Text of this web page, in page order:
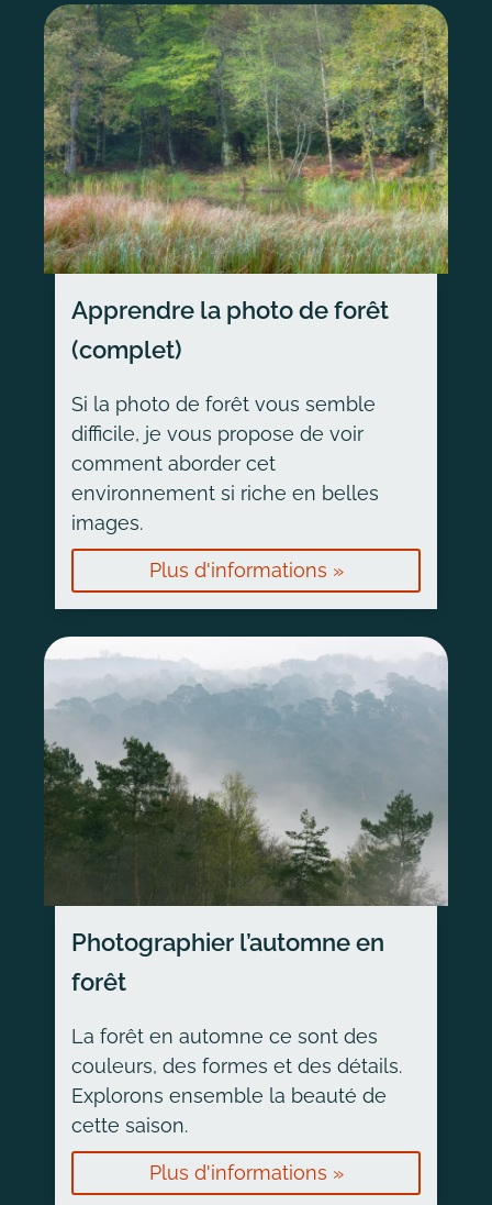
Apprendre la photo de forêt
(complet)
Si la photo de forêt vous semble
difficile, je vous propose de voir
comment aborder cet
environnement si riche en belles
images.
Plus d'informations »
Photographier l’automne en
forêt
La forêt en automne ce sont des
couleurs, des formes et des détails.
Explorons ensemble la beauté de
cette saison.
Plus d'informations »